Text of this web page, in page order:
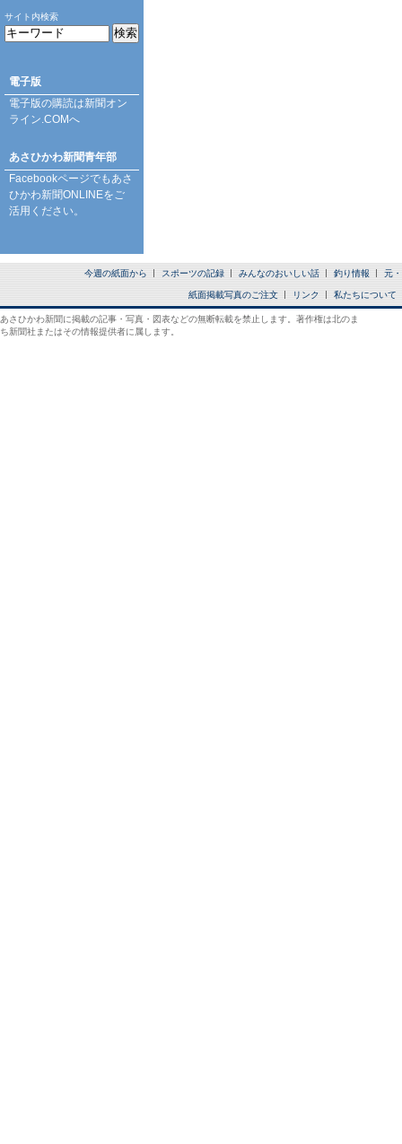
サイト内検索
電子版
電子版の購読は新聞オン
ライン.COMへ
あさひかわ新聞青年部
Facebookページでもあさ
ひかわ新聞ONLINEをご
活用ください。
今週の紙面から スポーツの記録 みんなのおいしい話 釣り情報 元
紙面掲載写真のご注文 リンク 私たちについて
あさひかわ新聞に掲載の記事・写真・図表などの無断転載を禁止します。著作権は北のま
ち新聞社またはその情報提供者に属します。